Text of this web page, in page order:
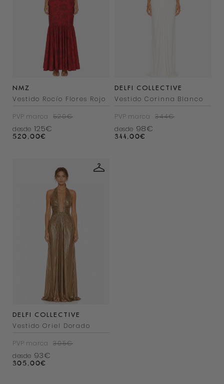
NMZ
Vestido Rocío Flores Rojo
PVP marca
520€
desde 125€
520,00€
DELFI COLLECTIVE
Vestido Corinna Blanco
PVP marca
344€
desde 98€
344,00€
DELFI COLLECTIVE
Vestido Oriel Dorado
PVP marca
305€
desde 93€
305,00€